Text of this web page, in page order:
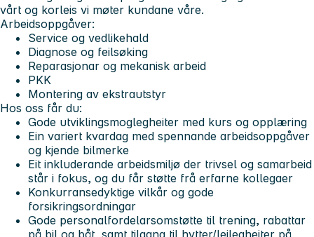
vårt og korleis vi møter kundane våre.
Arbeidsoppgåver:
Service og vedlikehald
Diagnose og feilsøking
Reparasjonar og mekanisk arbeid
PKK
Montering av ekstrautstyr
Hos oss får du:
Gode utviklingsmoglegheiter med kurs og opplæring
Ein variert kvardag med spennande arbeidsoppgåver
og kjende bilmerke
Eit inkluderande arbeidsmiljø der trivsel og samarbeid
står i fokus, og du får støtte frå erfarne kollegaer
Konkurransedyktige vilkår og gode
forsikringsordningar
Gode personalfordelarsomstøtte til trening, rabattar
på bil og båt, samt tilgang til hytter/leilegheiter på